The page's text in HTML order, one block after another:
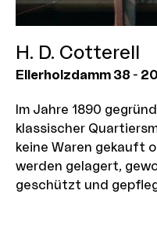
H. D. Cotterell
Ellerholzdamm 38 -
Im Jahre 1890
klassischer
keine Waren gekauft
werden gelagert,
geschützt und